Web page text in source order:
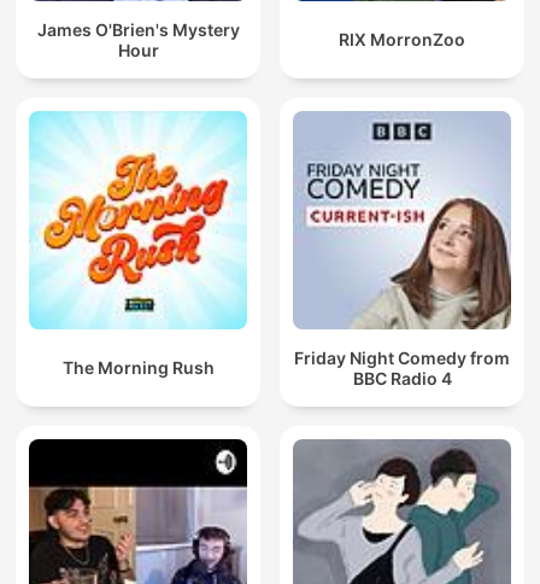
James O'Brien's Mystery
Hour
RIX MorronZoo
The Morning Rush
Friday Night Comedy from
BBC Radio 4